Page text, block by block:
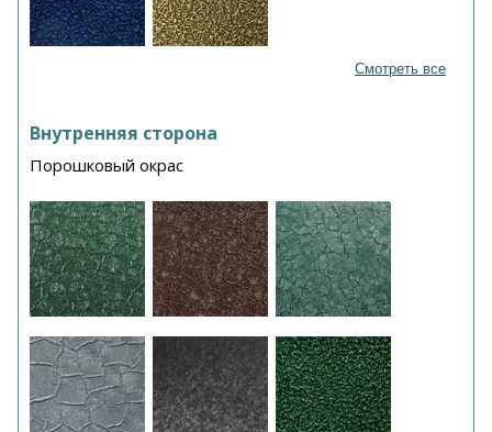
Смотреть все
Внутренняя сторона
Порошковый окрас